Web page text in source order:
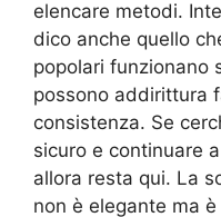
elencare metodi.
dico anche quello
popolari funzionano
possono addirittura
consistenza. Se
sicuro e continuare
allora resta qui. La
non è elegante ma